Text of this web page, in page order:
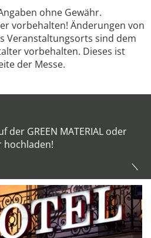
ohne Gewähr.
vorbehalten! Änderungen von
Veranstaltungsorts sind dem
vorbehalten. Dieses ist
der Messe.
der GREEN MATERIAL oder
hochladen!